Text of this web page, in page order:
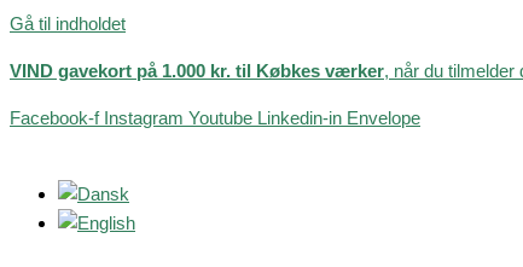
Gå til indholdet
VIND gavekort på 1.000 kr. til Købkes værker, når du tilmelder
Facebook-f Instagram Youtube Linkedin-in Envelope